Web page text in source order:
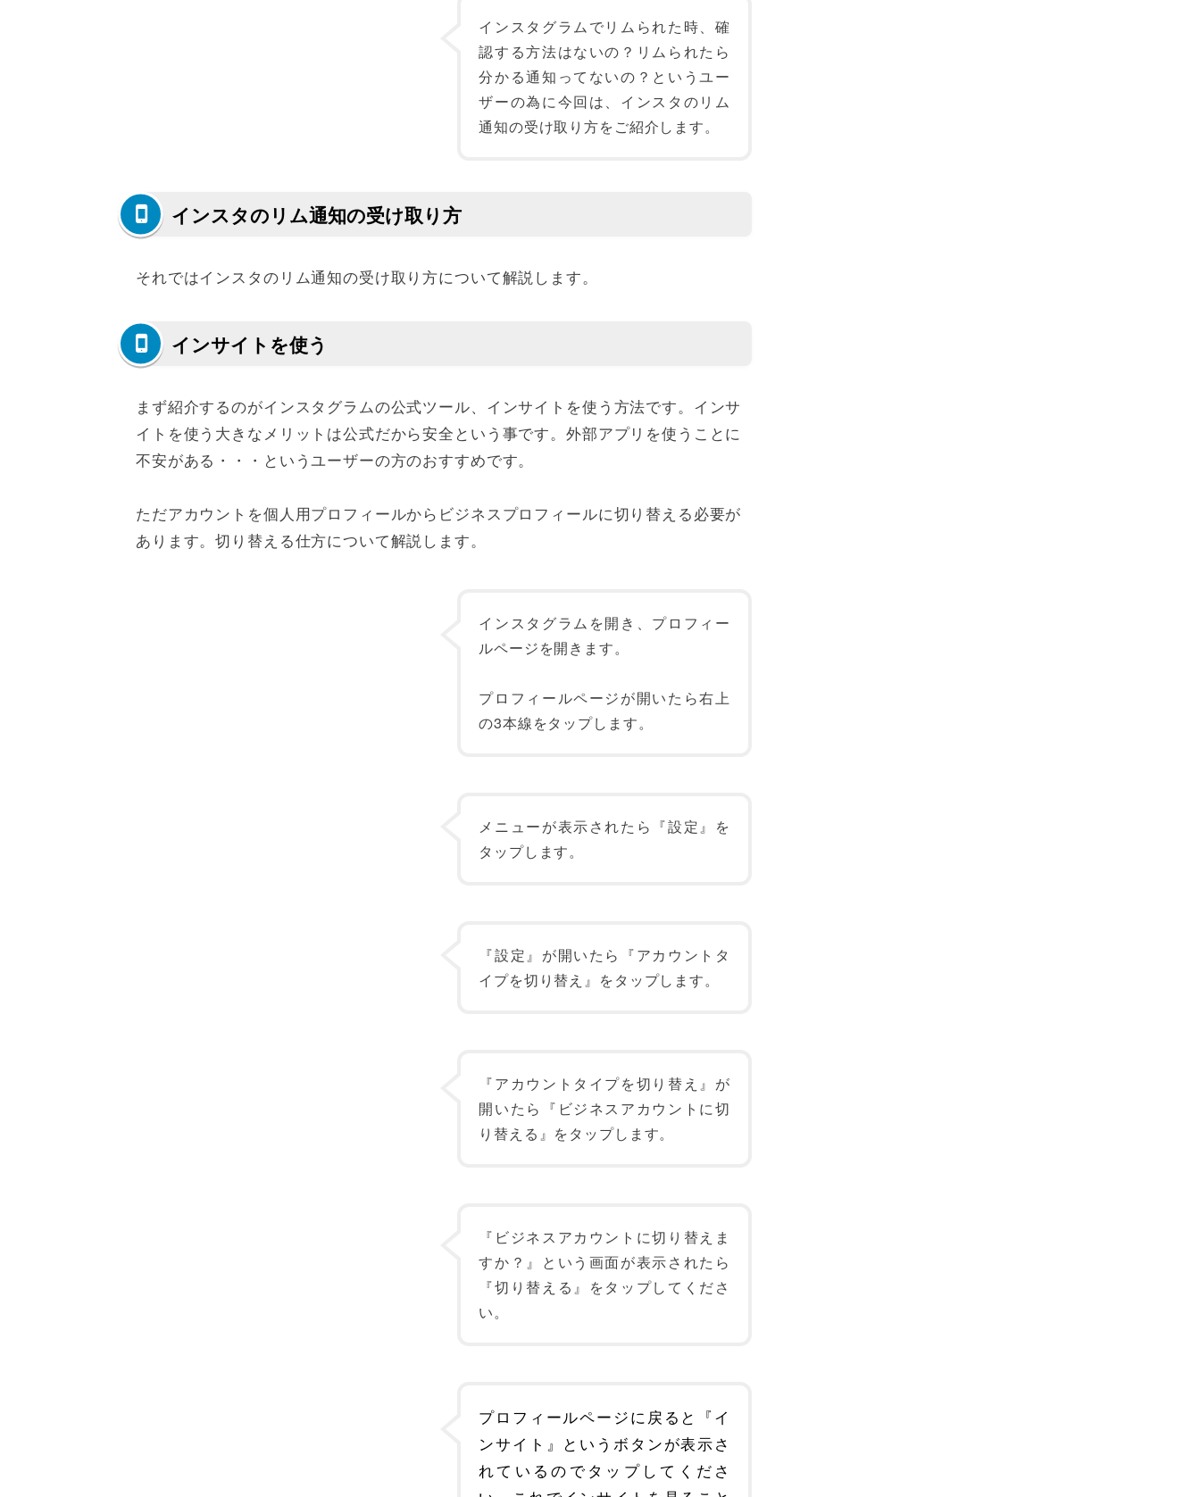
インスタグラムでリムられた時、確
認する方法はないの？リムられたら
分かる通知ってないの？というユー
ザーの為に今回は、インスタのリム
通知の受け取り方をご紹介します。
インスタのリム通知の受け取り方
それではインスタのリム通知の受け取り方について解説します。
インサイトを使う
まず紹介するのがインスタグラムの公式ツール、インサイトを使う方法です。インサ
イトを使う大きなメリットは公式だから安全という事です。外部アプリを使うことに
不安がある・・・というユーザーの方のおすすめです。
ただアカウントを個人用プロフィールからビジネスプロフィールに切り替える必要が
あります。切り替える仕方について解説します。
インスタグラムを開き、プロフィー
ルページを開きます。
プロフィールページが開いたら右上
の3本線をタップします。
メニューが表示されたら『設定』を
タップします。
『設定』が開いたら『アカウントタ
イプを切り替え』をタップします。
『アカウントタイプを切り替え』が
開いたら『ビジネスアカウントに切
り替える』をタップします。
『ビジネスアカウントに切り替えま
すか？』という画面が表示されたら
『切り替える』をタップしてくださ
い。
プロフィールページに戻ると『イ
ンサイト』というボタンが表示さ
れているのでタップしてくださ